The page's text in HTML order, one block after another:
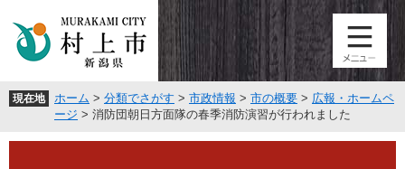
頭
す
飛
し
現在地 ホーム > 分類でさがす > 市政情報 > 市の概要 > 広報・ホームペ
ージ > 消防団朝日方面隊の春季消防演習が行われました